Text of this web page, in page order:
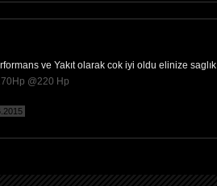
ve Yakıt olarak cok iyi oldu elinize saglık
@220 Hp